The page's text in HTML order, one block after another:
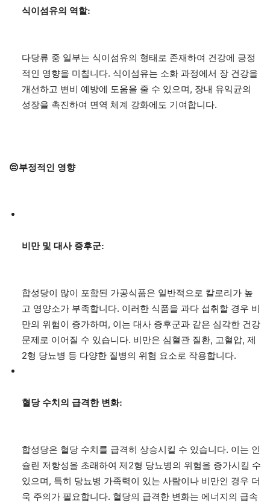
식이섬유의 역할:
다당류 중 일부는 식이섬유의 형태로 존재하여 건강에 긍정
적인 영향을 미칩니다. 식이섬유는 소화 과정에서 장 건강을
개선하고 변비 예방에 도움을 줄 수 있으며, 장내 유익균의
성장을 촉진하여 면역 체계 강화에도 기여합니다.
😔부정적인 영향
비만 및 대사 증후군:
합성당이 많이 포함된 가공식품은 일반적으로 칼로리가 높
고 영양소가 부족합니다. 이러한 식품을 과다 섭취할 경우 비
만의 위험이 증가하며, 이는 대사 증후군과 같은 심각한 건강
문제로 이어질 수 있습니다. 비만은 심혈관 질환, 고혈압, 제
2형 당뇨병 등 다양한 질병의 위험 요소로 작용합니다.
혈당 수치의 급격한 변화:
합성당은 혈당 수치를 급격히 상승시킬 수 있습니다. 이는 인
슐린 저항성을 초래하여 제2형 당뇨병의 위험을 증가시킬 수
있으며, 특히 당뇨병 가족력이 있는 사람이나 비만인 경우 더
욱 주의가 필요합니다. 혈당의 급격한 변화는 에너지의 급속